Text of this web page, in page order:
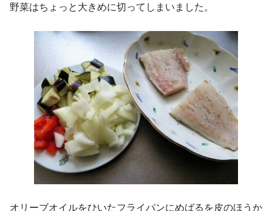
野菜はちょっと大きめに切ってしまいました。
オリーブオイルをひいたフライパンにめばるを皮のほうか